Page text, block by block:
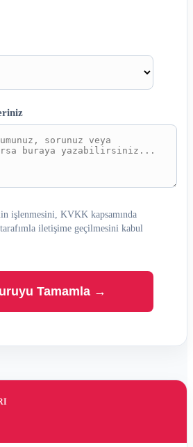
işlenmesini, KVKK kapsamında
tarafımla iletişime geçilmesini kabul
Tamamla →